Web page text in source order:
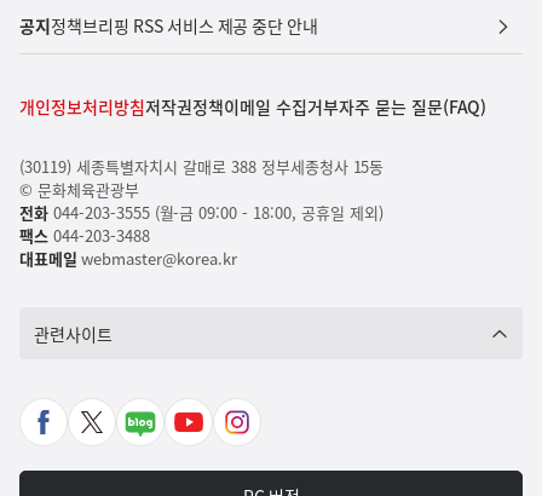
공지정책브리핑 RSS 서비스 제공 중단 안내
개인정보처리방침저작권정책이메일 수집거부자주 묻는 질문(FAQ)
(30119) 세종특별자치시 갈매로 388 정부세종청사 15동
© 문화체육관광부
전화044-203-3555 (월-금 09:00 - 18:00, 공휴일 제외)
팩스044-203-3488
대표메일 webmaster@korea.kr
관련사이트
페
X
네
유
인
타